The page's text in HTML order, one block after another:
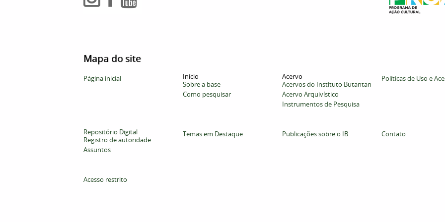
Mapa do site
Página inicial
Início
Sobre a base
Como pesquisar
Acervo
Acervos do Instituto Butantan
Acervo Arquivístico
Instrumentos de Pesquisa
Políticas de Uso e
Repositório Digital
Registro de autoridade
Assuntos
Temas em Destaque Publicações sobre o IB Contato
Acesso restrito